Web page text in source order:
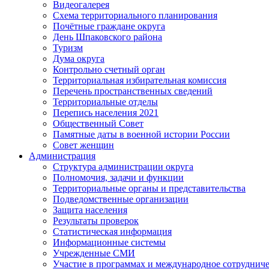
Видеогалерея
Схема территориального планирования
Почётные граждане округа
День Шпаковского района
Туризм
Дума округа
Контрольно счетный орган
Территориальная избирательная комиссия
Перечень пространственных сведений
Территориальные отделы
Перепись населения 2021
Общественный Совет
Памятные даты в военной истории России
Совет женщин
Администрация
Структура администрации округа
Полномочия, задачи и функции
Территориальные органы и представительства
Подведомственные организации
Защита населения
Результаты проверок
Статистическая информация
Информационные системы
Учрежденные СМИ
Участие в программах и международное